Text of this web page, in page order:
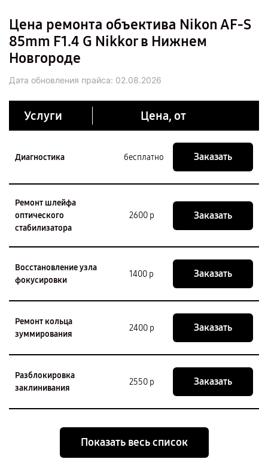
Цена ремонта объектива Nikon AF-S
85mm F1.4 G Nikkor в Нижнем
Новгороде
Дата обновления прайса: 02.08.2026
Услуги Цена, от
Диагностика бесплатно Заказать
Ремонт шлейфа
оптического
стабилизатора
2600 р Заказать
Восстановление узла
фокусировки
1400 р Заказать
Ремонт кольца
зуммирования
2400 р Заказать
Разблокировка
заклинивания
2550 р Заказать
Показать весь список